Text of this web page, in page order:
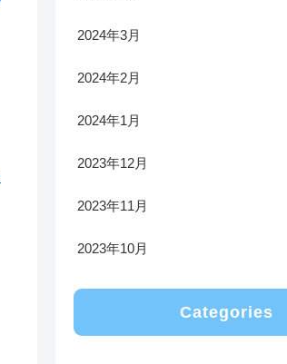
2024年3月
2024年2月
2024年1月
2023年12月
2023年11月
2023年10月
Categories